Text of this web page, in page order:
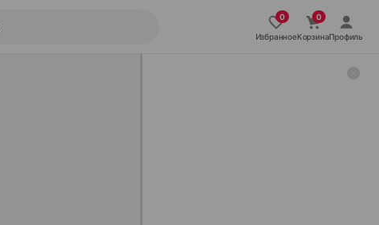
ИзбранноеКорзинаПрофиль